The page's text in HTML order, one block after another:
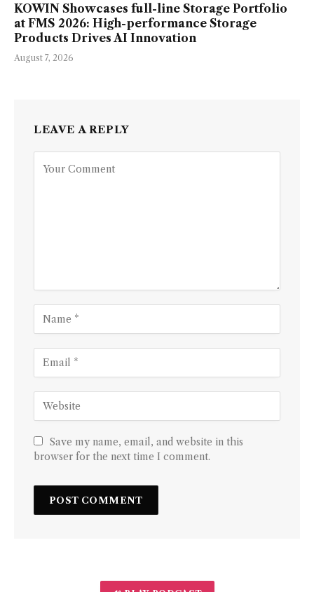
KOWIN Showcases full-line Storage Portfolio
at FMS 2026: High-performance Storage
Products Drives AI Innovation
August 7, 2026
LEAVE A REPLY
Save my name, email, and website in this
browser for the next time I comment.